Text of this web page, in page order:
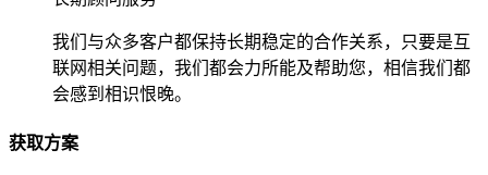
我们与众多客户都保持长期稳定的合作关系，只要是互
联网相关问题，我们都会力所能及帮助您，相信我们都
会感到相识恨晚。
获取方案